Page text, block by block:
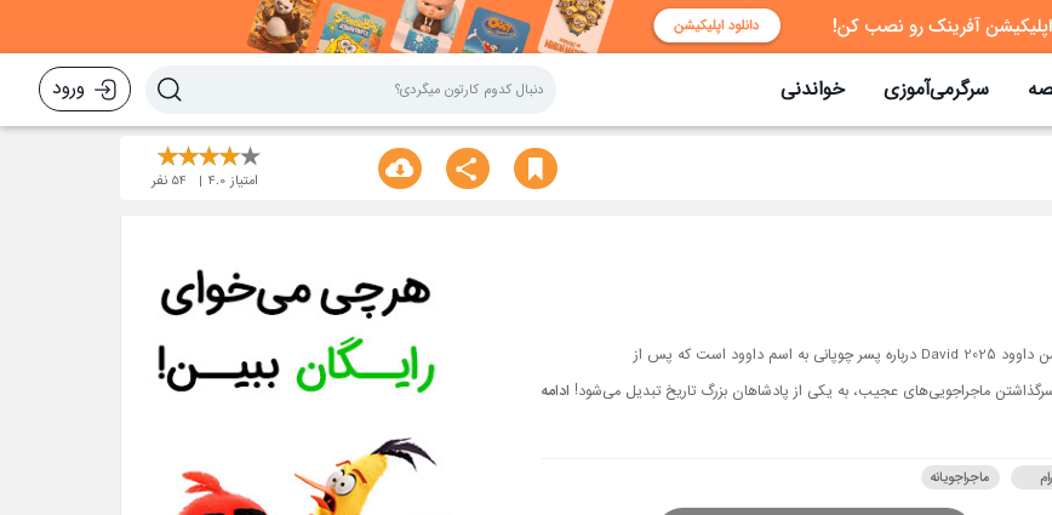
سرگرمی‌آموزی خواندنی ورود
امتیاز 4.0
54نفر
انیمیشن داوود David 2025 درباره پسر چوپانی به اسم داوود است که پس از
ماجراجویی‌های عجیب، به یکی از پادشاهان بزرگ تاریخ تبدیل می‌شود! ادامه
ماجراجویانه